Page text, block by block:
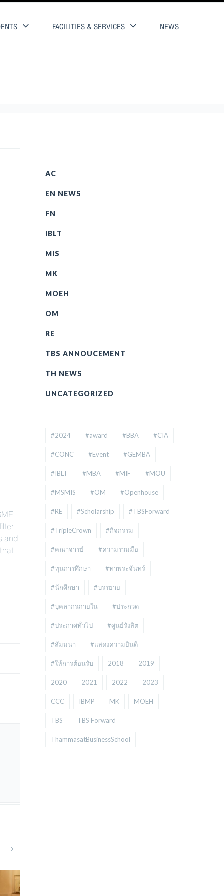
FACILITIES & SERVICES NEWS
and
AC
EN NEWS
FN
IBLT
MIS
MK
MOEH
OM
RE
TBS ANNOUCEMENT
TH NEWS
UNCATEGORIZED
#2024 #award #BBA #CIA
#CONC #Event #GEMBA
#IBLT #MBA #MIF #MOU
#MSMIS #OM #Openhouse
#RE #Scholarship #TBSForward
#TripleCrown #กิจกรรม
#คณาจารย์ #ความร่วมมือ
#ทุนการศึกษา #ท่าพระจันทร์
#นักศึกษา #บรรยาย
#บุคลากรภายใน #ประกวด
#ประกาศทั่วไป #ศูนย์รังสิต
#สัมมนา #แสดงความยินดี
#ให้การต้อนรับ 2018 2019
2020 2021 2022 2023
CCC IBMP MK MOEH
TBS TBS Forward
ThammasatBusinessSchool